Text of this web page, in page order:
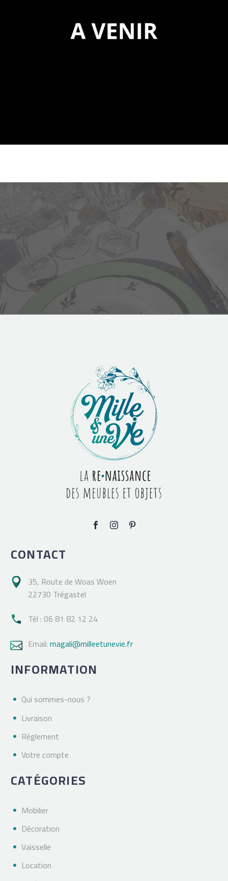
CONTACT
 35, Route de Woas Woen
22730 Trégastel
 Tél : 06 81 82 12 24
 Email:magali@milleetunevie.fr
INFORMATION
Qui sommes-nous ?
Livraison
Réglement
Votre compte
CATÉGORIES
Mobilier
Décoration
Vaisselle
Location